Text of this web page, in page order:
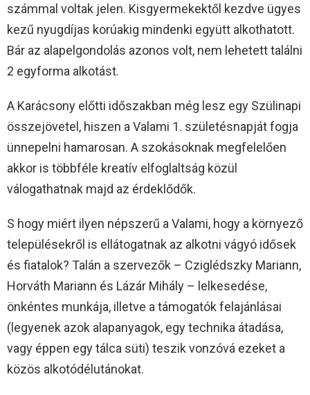
számmal voltak jelen. Kisgyermekektől kezdve ügyes
kezű nyugdíjas korúakig mindenki együtt alkothatott.
Bár az alapelgondolás azonos volt, nem lehetett találni
2 egyforma alkotást.
A Karácsony előtti időszakban még lesz egy Szülinapi
összejövetel, hiszen a Valami 1. születésnapját fogja
ünnepelni hamarosan. A szokásoknak megfelelően
akkor is többféle kreatív elfoglaltság közül
válogathatnak majd az érdeklődők.
S hogy miért ilyen népszerű a Valami, hogy a környező
településekről is ellátogatnak az alkotni vágyó idősek
és fiatalok? Talán a szervezők – Cziglédszky Mariann,
Horváth Mariann és Lázár Mihály – lelkesedése,
önkéntes munkája, illetve a támogatók felajánlásai
(legyenek azok alapanyagok, egy technika átadása,
vagy éppen egy tálca süti) teszik vonzóvá ezeket a
közös alkotódélutánokat.